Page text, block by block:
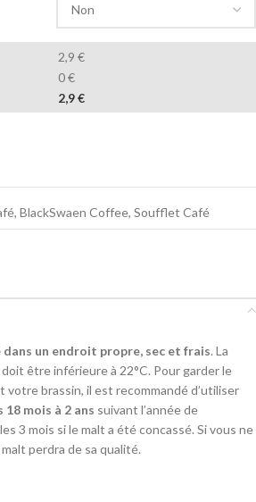
2,9 €
0 €
2,9 €
BlackSwaen Coffee, Soufflet Café
un endroit propre, sec et frais. La
être inférieure à 22°C. Pour garder le
brassin, il est recommandé d’utiliser
mois à 2 ans suivant l’année de
3 mois si le malt a été concassé. Si vous ne
perdra de sa qualité.